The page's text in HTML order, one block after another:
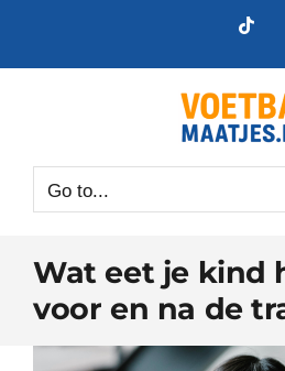
content
Go to...
Wat eet je kind
voor en na de